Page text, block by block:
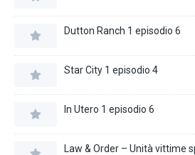
Dutton Ranch 1 episodio 6
Star City 1 episodio 4
In Utero 1 episodio 6
Law & Order – Unità vittime